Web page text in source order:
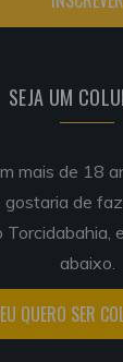
SEJA UM
mais de 18
gostaria de
Torcidabahia,
abaixo.
EU QUERO SER